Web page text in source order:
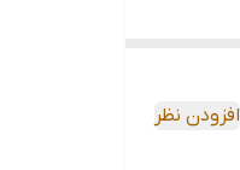
افزودن نظر